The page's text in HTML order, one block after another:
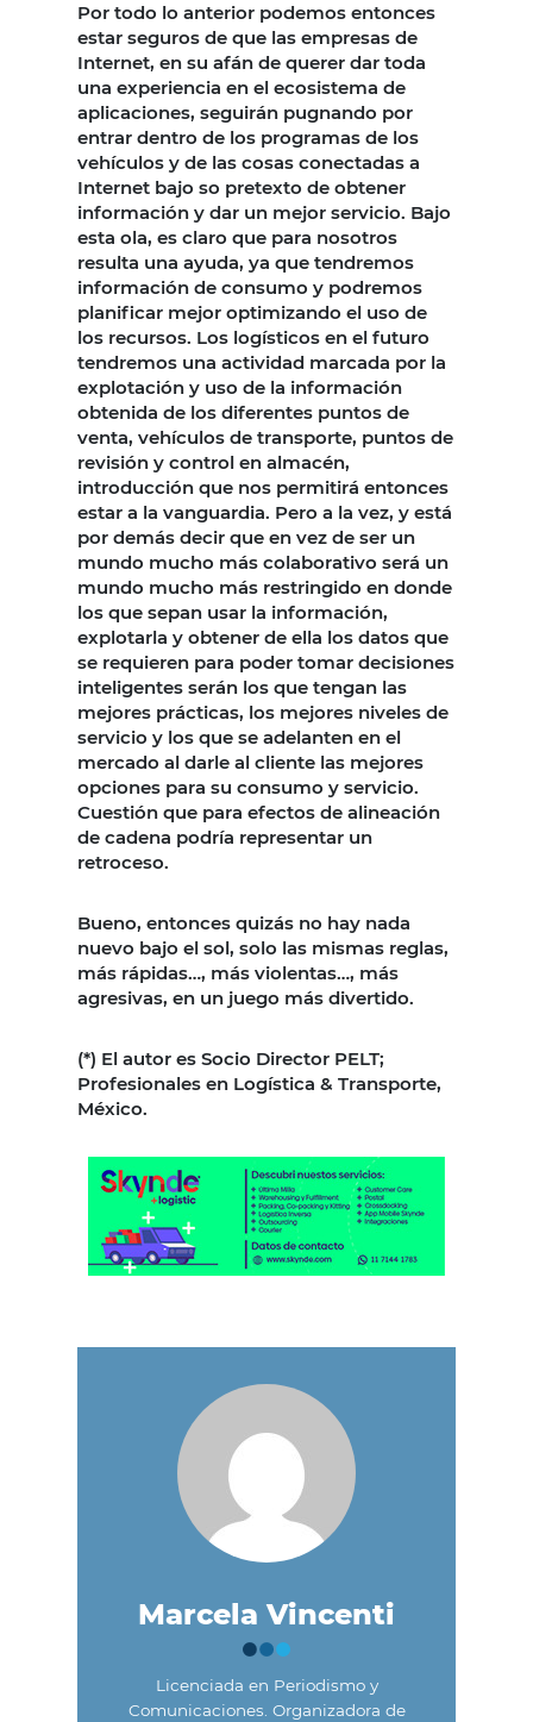
Por todo lo anterior podemos entonces
estar seguros de que las empresas de
Internet, en su afán de querer dar toda
una experiencia en el ecosistema de
aplicaciones, seguirán pugnando por
entrar dentro de los programas de los
vehículos y de las cosas conectadas a
Internet bajo so pretexto de obtener
información y dar un mejor servicio. Bajo
esta ola, es claro que para nosotros
resulta una ayuda, ya que tendremos
información de consumo y podremos
planificar mejor optimizando el uso de
los recursos. Los logísticos en el futuro
tendremos una actividad marcada por la
explotación y uso de la información
obtenida de los diferentes puntos de
venta, vehículos de transporte, puntos de
revisión y control en almacén,
introducción que nos permitirá entonces
estar a la vanguardia. Pero a la vez, y está
por demás decir que en vez de ser un
mundo mucho más colaborativo será un
mundo mucho más restringido en donde
los que sepan usar la información,
explotarla y obtener de ella los datos que
se requieren para poder tomar decisiones
inteligentes serán los que tengan las
mejores prácticas, los mejores niveles de
servicio y los que se adelanten en el
mercado al darle al cliente las mejores
opciones para su consumo y servicio.
Cuestión que para efectos de alineación
de cadena podría representar un
retroceso.
Bueno, entonces quizás no hay nada
nuevo bajo el sol, solo las mismas reglas,
más rápidas…, más violentas…, más
agresivas, en un juego más divertido.
(*) El autor es Socio Director PELT;
Profesionales en Logística & Transporte,
México.
Marcela Vincenti
Licenciada en Periodismo y
Comunicaciones. Organizadora de